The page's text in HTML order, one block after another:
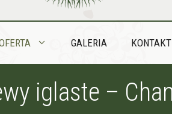
GALERIA KONTAKT
iglaste –